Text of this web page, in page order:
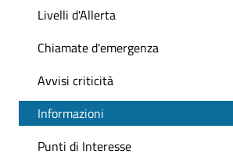
Livelli d'Allerta
Chiamate d'emergenza
Avvisi criticità
Informazioni
Punti di Interesse